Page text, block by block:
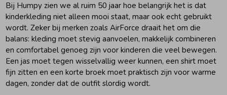
Bij Humpy zien we al ruim 50 jaar hoe belangrijk het is dat
kinderkleding niet alleen mooi staat, maar ook echt gebruikt
wordt. Zeker bij merken zoals AirForce draait het om die
balans: kleding moet stevig aanvoelen, makkelijk combineren
en comfortabel genoeg zijn voor kinderen die veel bewegen.
Een jas moet tegen wisselvallig weer kunnen, een shirt moet
fijn zitten en een korte broek moet praktisch zijn voor warme
dagen, zonder dat de outfit slordig wordt.